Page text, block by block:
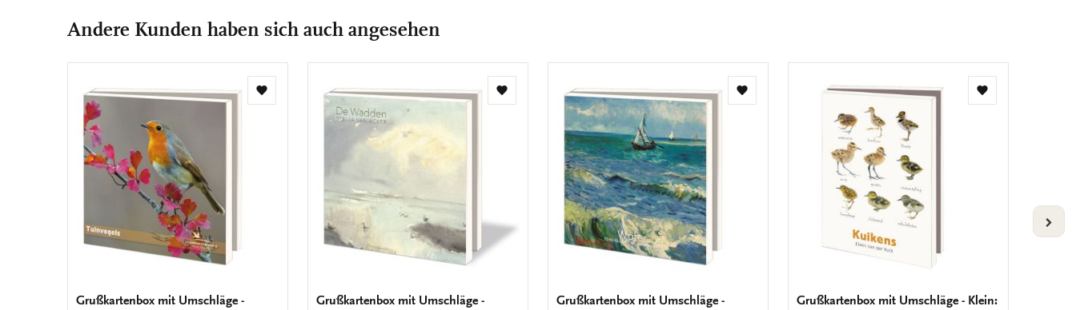
Andere Kunden haben sich auch angesehen
Zur
Grußkartenbox mit Umschläge -
Zur
Grußkartenbox mit Umschläge -
Zur
Grußkartenbox mit Umschläge -
Zur
Grußkartenbox mit Umschläge - Klein: